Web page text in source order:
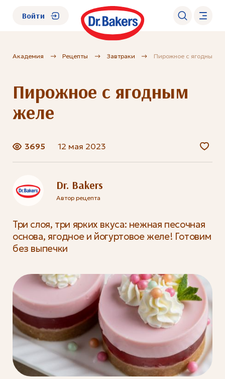
О нас
Каталог
Академия
Где купить?
FAQ
Войти
Академия Рецепты Завтраки Пирожное с ягодным
Пирожное с ягодным
желе
3695 12 мая 2023
Dr. Bakers
Автор рецепта
Три слоя, три ярких вкуса: нежная песочная
основа, ягодное и йогуртовое желе! Готовим
без выпечки